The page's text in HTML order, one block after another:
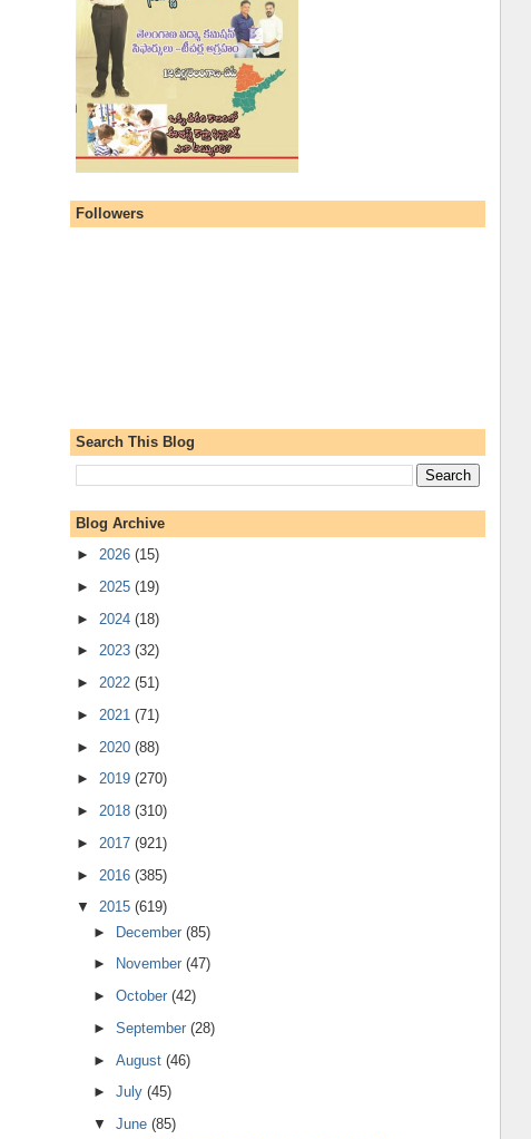
Followers
Search This Blog
Blog Archive
► 2026 (15)
► 2025 (19)
► 2024 (18)
► 2023 (32)
► 2022 (51)
► 2021 (71)
► 2020 (88)
► 2019 (270)
► 2018 (310)
► 2017 (921)
► 2016 (385)
▼ 2015 (619)
► December(85)
►
November(47)
►October(42)
►September(28)
►August(46)
►July(45)
▼June(85)